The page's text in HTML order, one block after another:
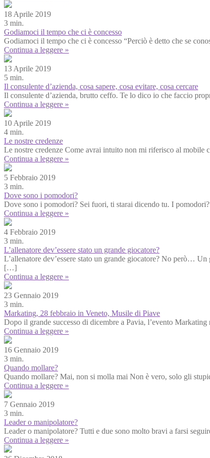
18 Aprile 2019
3 min.
Godiamoci il tempo che ci è concesso
Godiamoci il tempo che ci è concesso “Perciò è detto che se
Continua a leggere »
13 Aprile 2019
5 min.
Il consulente d’azienda, cosa sapere, cosa evitare, cosa cercare
Il consulente d’azienda, brutto ceffo. Te lo dico io che faccio
Continua a leggere »
10 Aprile 2019
4 min.
Le nostre credenze
Le nostre credenze Come avrai intuito non mi riferisco al
Continua a leggere »
5 Febbraio 2019
3 min.
Dove sono i pomodori?
Dove sono i pomodori? Sei fuori, ti starai dicendo tu. I
Continua a leggere »
4 Febbraio 2019
3 min.
L’allenatore dev’essere stato un grande giocatore?
L’allenatore dev’essere stato un grande giocatore? No però…
[…]
Continua a leggere »
23 Gennaio 2019
3 min.
Markating, 28 febbraio in Veneto, Musile di Piave
Dopo il grande successo di dicembre a Pavia, l’evento
Continua a leggere »
16 Gennaio 2019
3 min.
Quando mollare?
Quando mollare? Mai, non si molla mai Non è vero, solo gli
Continua a leggere »
7 Gennaio 2019
3 min.
Leader o manipolatore?
Leader o manipolatore? Tutti e due sono molto bravi a farsi
Continua a leggere »